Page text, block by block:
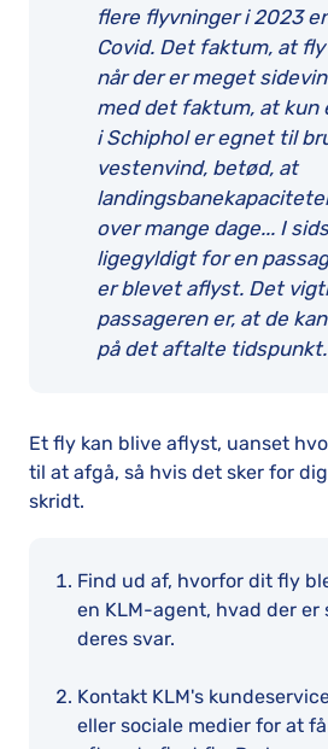
flere flyvninger i 2023
Covid. Det faktum, at
når der er meget
med det faktum, at kun
i Schiphol er egnet til
vestenvind, betød, at
over mange dage... I
ligegyldigt for en
er blevet aflyst. Det
passageren er, at de
på det aftalte tidspunkt.
Et fly kan blive aflyst, uanset
til at afgå, så hvis det sker for
skridt.
Find ud af, hvorfor dit fly
en KLM-agent, hvad der er
deres svar.
Kontakt KLM's
eller sociale medier for at